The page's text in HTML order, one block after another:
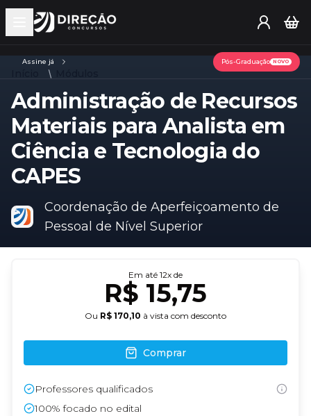
Open main menu
Assine já Pós-Graduação NOVO
Administração de Recursos
Materiais para Analista em
Ciência e Tecnologia do
CAPES
Coordenação de Aperfeiçoamento de
Pessoal de Nível Superior
Em até 12x de
R$ 15,75
Ou R$ 170,10 à vista com desconto
Comprar
Professores qualificados
100% focado no edital